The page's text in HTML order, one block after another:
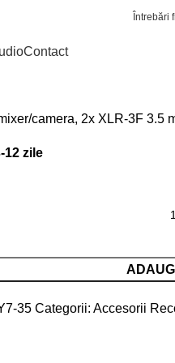
Întrebări
Contact
Accesorii Recording
35
camera, 2x XLR-3F 3.5
12 zile
35 Categorii: Accesorii